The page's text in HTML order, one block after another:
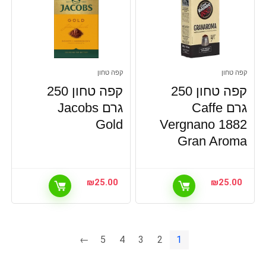
קפה טחון
קפה טחון 250
גרם Caffe
Vergnano 1882
Gran Aroma
₪25.00
קפה טחון
קפה טחון 250
גרם Jacobs
Gold
₪25.00
1
2
3
4
5
←